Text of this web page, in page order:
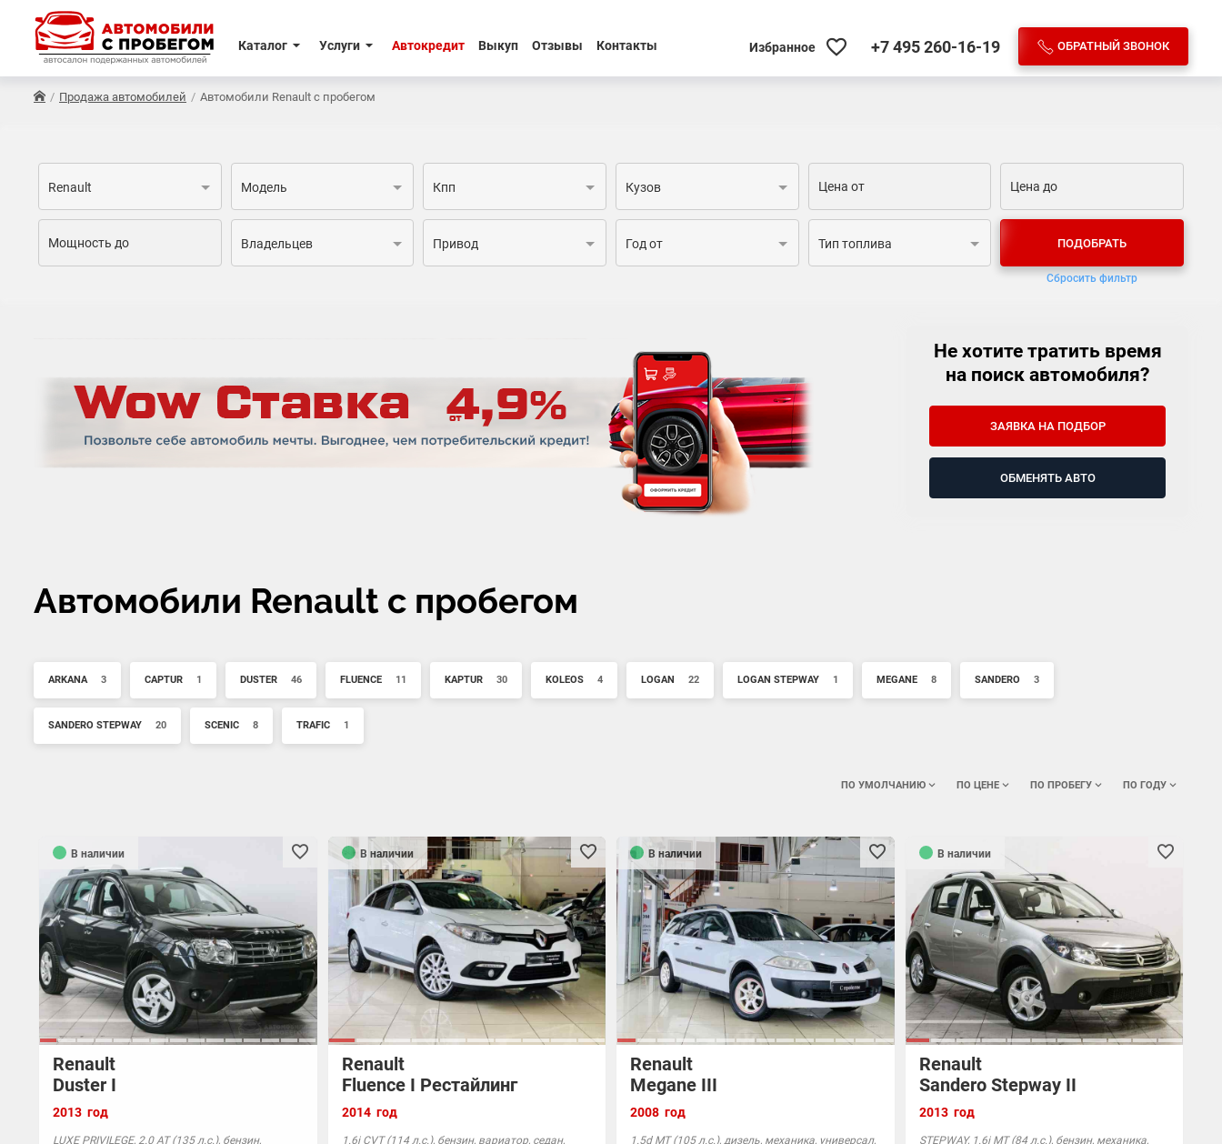
Каталог Услуги Автокредит Выкуп Отзывы Контакты Избранное +7 495260-16-19 ОБРАТНЫЙ ЗВОНОК
Продажа автомобилей Автомобили Renault с пробегом
Renault Модель Кпп Кузов
Владельцев Привод Год от Тип топлива ПОДОБРАТЬ
Сбросить фильтр
Не хотите тратить время
на поиск автомобиля?
ЗАЯВКА НА ПОДБОР
ОБМЕНЯТЬ АВТО
Автомобили Renault с пробегом
ARKANA 3 CAPTUR 1 DUSTER 46 FLUENCE 11 KAPTUR 30 KOLEOS 4 LOGAN 22 LOGAN STEPWAY 1 MEGANE 8 SANDERO 3
SANDERO STEPWAY 20 SCENIC 8 TRAFIC 1
ПО УМОЛЧАНИЮ ПО ЦЕНЕ ПО ПРОБЕГУ ПО ГОДУ
В наличии
Renault
Duster I
2013 год
LUXE PRIVILEGE, 2.0 AT (135 л.с.), бензин,
В наличии
Renault
Fluence I Рестайлинг
2014 год
1.6i CVT (114 л.с.), бензин, вариатор, седан,
В наличии
Renault
Megane III
2008 год
1.5d MT (105 л.с.), дизель, механика, универсал,
В наличии
Renault
Sandero Stepway II
2013 год
STEPWAY, 1.6i MT (84 л.с.), бензин, механика,